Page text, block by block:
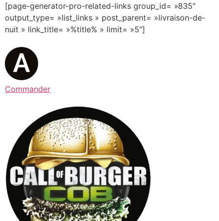
[page-generator-pro-related-links group_id= »835″
output_type= »list_links » post_parent= »livraison-de-
nuit » link_title= »%title% » limit= »5″]
Commander